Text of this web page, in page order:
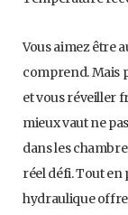
Vous aimez être
comprend. Mais
et vous réveiller
mieux vaut ne
dans les
réel défi. Tout en
hydraulique